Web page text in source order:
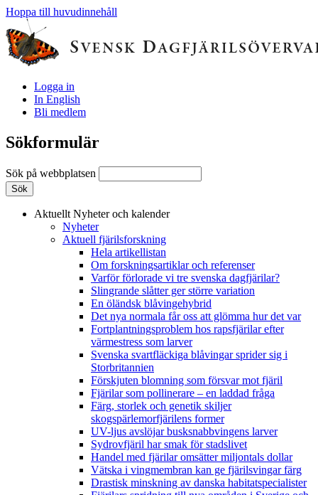
Hoppa till huvudinnehåll
Logga in
In English
Bli medlem
Sökformulär
Sök på webbplatsen
Aktuellt Nyheter och kalender
Nyheter
Aktuell fjärilsforskning
Hela artikellistan
Om forskningsartiklar och referenser
Varför förlorade vi tre svenska dagfjärilar?
Slingrande slåtter ger större variation
En öländsk blåvingehybrid
Det nya normala får oss att glömma hur det var
Fortplantningsproblem hos rapsfjärilar efter
värmestress som larver
Svenska svartfläckiga blåvingar sprider sig i
Storbritannien
Förskjuten blomning som försvar mot fjäril
Fjärilar som pollinerare – en laddad fråga
Färg, storlek och genetik skiljer
skogspärlemorfjärilens former
UV-ljus avslöjar busksnabbvingens larver
Sydrovfjäril har smak för stadslivet
Handel med fjärilar omsätter miljontals dollar
Vätska i vingmembran kan ge fjärilsvingar färg
Drastisk minskning av danska habitatspecialister